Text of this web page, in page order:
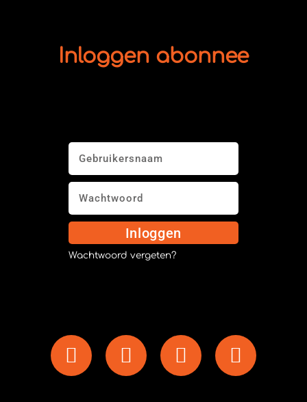
Inloggen abonnee
Inloggen
Wachtwoord vergeten?